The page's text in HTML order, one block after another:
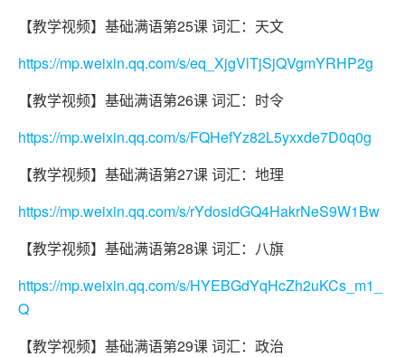
【教学视频】基础满语第25课 词汇：天文
https://mp.weixin.qq.com/s/eq_XjgVlTjSjQVgmYRHP2g
【教学视频】基础满语第26课 词汇：时令
https://mp.weixin.qq.com/s/FQHefYz82L5yxxde7D0q0g
【教学视频】基础满语第27课 词汇：地理
https://mp.weixin.qq.com/s/rYdosidGQ4HakrNeS9W1Bw
【教学视频】基础满语第28课 词汇：八旗
https://mp.weixin.qq.com/s/HYEBGdYqHcZh2uKCs_m1_
Q
【教学视频】基础满语第29课 词汇：政治